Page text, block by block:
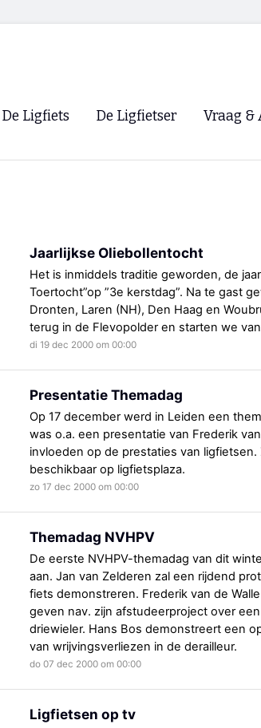
De Ligfiets De Ligfietser
Lokale Fietsverenigingen
EHPVA & EuSupino 🡺
Forum ligfietsers.nl 🡺
Vraag &
Jaarlijkse Oliebollentocht
Het is inmiddels traditie geworden, de
Toertocht”op ”3e kerstdag”. Na te gast
Dronten, Laren (NH), Den Haag en
terug in de Flevopolder en starten we
di 19 dec 2000 om 00:00
Presentatie Themadag
Op 17 december werd in Leiden een
was o.a. een presentatie van Frederik
invloeden op de prestaties van ligfietsen.
beschikbaar op ligfietsplaza.
zo 17 dec 2000 om 00:00
Themadag NVHPV
De eerste NVHPV-themadag van dit
aan. Jan van Zelderen zal een rijdend
fiets demonstreren. Frederik van de
geven nav. zijn afstudeerproject over
driewieler. Hans Bos demonstreert een
van wrijvingsverliezen in de derailleur.
do 07 dec 2000 om 00:00
Ligfietsen op tv